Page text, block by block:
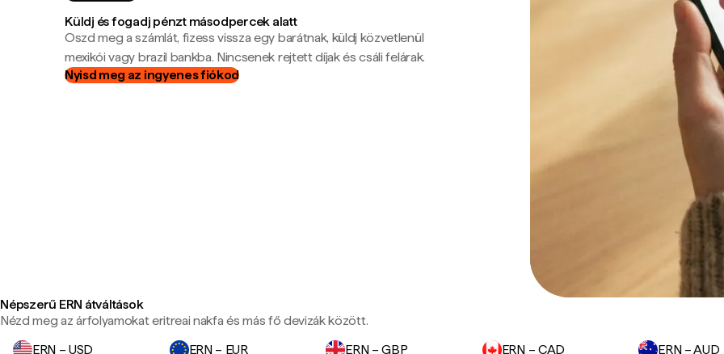
Küldj és fogadj pénzt másodpercek alatt
Oszd meg a számlát, fizess vissza egy barátnak, küldj közvetlenül
mexikói vagy brazil bankba. Nincsenek rejtett díjak és csáli felárak.
Nyisd meg az ingyenes fiókod
Népszerű ERN átváltások
Nézd meg az árfolyamokat eritreai nakfa és más fő devizák között.
ERN – USD
ERN – EUR ERN – GBP ERN – CAD ERN – AUD